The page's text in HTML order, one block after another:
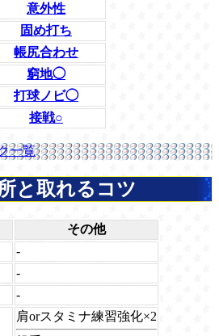
意外性
固め打ち
帳尻合わせ
窮地◯
打球ノビ◯
接戦○
一覧
と取れるコツ
その他
-
-
-
肩orスタミナ練習強化×2